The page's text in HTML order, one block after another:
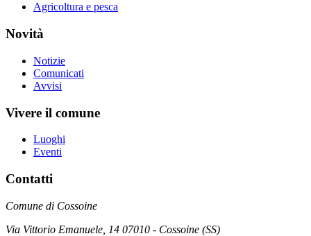
Agricoltura e pesca
Novità
Notizie
Comunicati
Avvisi
Vivere il comune
Luoghi
Eventi
Contatti
Comune di Cossoine
Via Vittorio Emanuele, 14 07010 - Cossoine (SS)